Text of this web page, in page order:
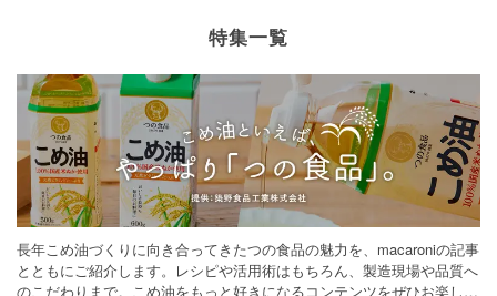
特集一覧
長年こめ油づくりに向き合ってきたつの食品の魅力を、macaroniの記事
とともにご紹介します。レシピや活用術はもちろん、製造現場や品質へ
のこだわりまで。こめ油をもっと好きになるコンテンツをぜひお楽しみ